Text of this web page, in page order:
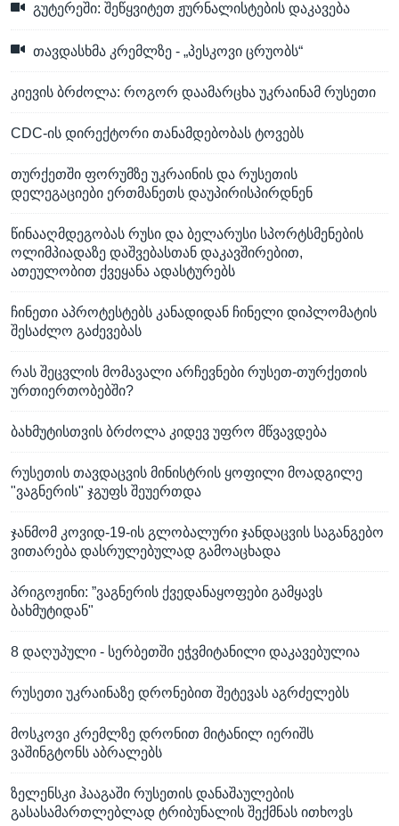
გუტერეში: შეწყვიტეთ ჟურნალისტების დაკავება
თავდასხმა კრემლზე - „პესკოვი ცრუობს“
კიევის ბრძოლა: როგორ დაამარცხა უკრაინამ რუსეთი
CDC-ის დირექტორი თანამდებობას ტოვებს
თურქეთში ფორუმზე უკრაინის და რუსეთის
დელეგაციები ერთმანეთს დაუპირისპირდნენ
წინააღმდეგობას რუსი და ბელარუსი სპორტსმენების
ოლიმპიადაზე დაშვებასთან დაკავშირებით,
ათეულობით ქვეყანა ადასტურებს
ჩინეთი აპროტესტებს კანადიდან ჩინელი დიპლომატის
შესაძლო გაძევებას
რას შეცვლის მომავალი არჩევნები რუსეთ-თურქეთის
ურთიერთობებში?
ბახმუტისთვის ბრძოლა კიდევ უფრო მწვავდება
რუსეთის თავდაცვის მინისტრის ყოფილი მოადგილე
"ვაგნერის" ჯგუფს შეუერთდა
ჯანმომ კოვიდ-19-ის გლობალური ჯანდაცვის საგანგებო
ვითარება დასრულებულად გამოაცხადა
პრიგოჟინი: ”ვაგნერის ქვედანაყოფები გამყავს
ბახმუტიდან"
8 დაღუპული - სერბეთში ეჭვმიტანილი დაკავებულია
რუსეთი უკრაინაზე დრონებით შეტევას აგრძელებს
მოსკოვი კრემლზე დრონით მიტანილ იერიშს
ვაშინგტონს აბრალებს
ზელენსკი ჰააგაში რუსეთის დანაშაულების
გასასამართლებლად ტრიბუნალის შექმნას ითხოვს